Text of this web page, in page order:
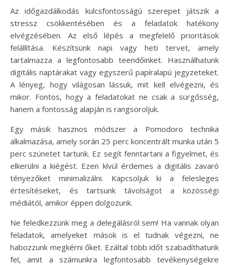
Az időgazdálkodás kulcsfontosságú szerepet játszik a
stressz csökkentésében és a feladatok hatékony
elvégzésében. Az első lépés a megfelelő prioritások
felállítása. Készítsünk napi vagy heti tervet, amely
tartalmazza a legfontosabb teendőinket. Használhatunk
digitális naptárakat vagy egyszerű papíralapú jegyzeteket.
A lényeg, hogy világosan lássuk, mit kell elvégezni, és
mikor. Fontos, hogy a feladatokat ne csak a sürgősség,
hanem a fontosság alapján is rangsoroljuk.
Egy másik hasznos módszer a Pomodoro technika
alkalmazása, amely során 25 perc koncentrált munka után 5
perc szünetet tartunk. Ez segít fenntartani a figyelmet, és
elkerülni a kiégést. Ezen kívül érdemes a digitális zavaró
tényezőket minimalizálni. Kapcsoljuk ki a felesleges
értesítéseket, és tartsunk távolságot a közösségi
médiától, amikor éppen dolgozunk.
Ne feledkezzünk meg a delegálásról sem! Ha vannak olyan
feladatok, amelyeket mások is el tudnak végezni, ne
habozzunk megkérni őket. Ezáltal több időt szabadíthatunk
fel, amit a számunkra legfontosabb tevékenységekre